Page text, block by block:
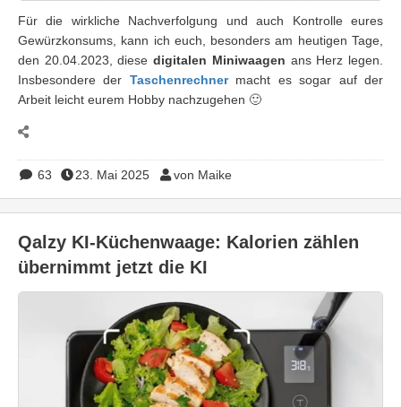
Für die wirkliche Nachverfolgung und auch Kontrolle eures
Gewürzkonsums, kann ich euch, besonders am heutigen Tage,
den 20.04.2023, diesedigitalen Miniwaagen ans Herz legen.
Insbesondere der Taschenrechnermacht es sogar auf der
Arbeit leicht eurem Hobby nachzugehen 🙂
63 23. Mai 2025 von Maike
Qalzy KI-Küchenwaage: Kalorien zählen
übernimmt jetzt die KI